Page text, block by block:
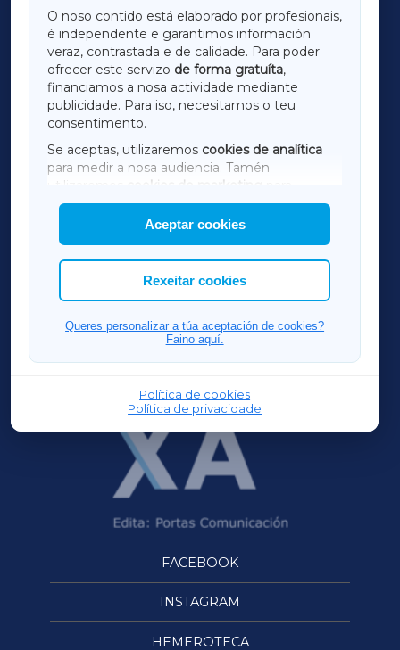
O noso contido está elaborado por profesionais,
é independente e garantimos información
veraz, contrastada e de calidade. Para poder
ofrecer este servizo de forma gratuíta,
financiamos a nosa actividade mediante
publicidade. Para iso, necesitamos o teu
consentimento.
Se aceptas, utilizaremos cookies de analítica
para medir a nosa audiencia. Tamén
utilizaremos
cookies de marketing
mostrar publicidade de terceiros.
Así mesmo, podes personalizar a elección das
cookies que desexas permitir.
Aceptar cookies
Rexeitar cookies
Queres personalizar a túa aceptación de cookies?
Faino aquí.
Política de cookies
Política de privacidade
LUGOXA
TERRACHAXA
AMARIÑAXA
RIBEIRASACRAXA
ACORUÑAXA
FERROLXA
OURENSEXA
FACEBOOK
INSTAGRAM
HEMEROTECA